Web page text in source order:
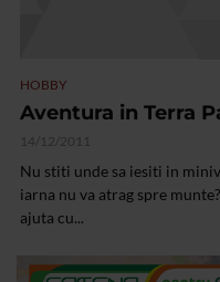
HOBBY
Aventura in Terra
14/12/2011
Nu stiti unde sa iesiti in
iarna nu va atrag spre
ajuta cu...